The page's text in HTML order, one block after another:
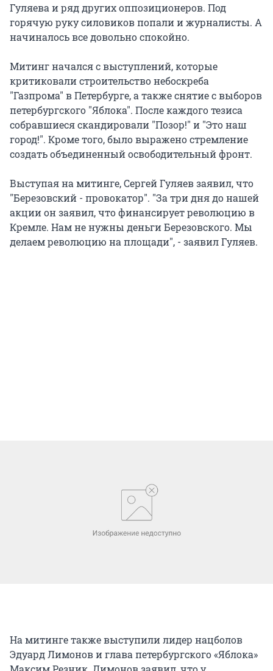
Гуляева и ряд других оппозиционеров. Под
горячую руку силовиков попали и журналисты. А
начиналось все довольно спокойно.
Митинг начался с выступлений, которые
критиковали строительство небоскреба
"Газпрома" в Петербурге, а также снятие с выборов
петербургского "Яблока". После каждого тезиса
собравшиеся скандировали "Позор!" и "Это наш
город!". Кроме того, было выражено стремление
создать объединенный освободительный фронт.
Выступая на митинге, Сергей Гуляев заявил, что
"Березовский - провокатор". "За три дня до нашей
акции он заявил, что финансирует революцию в
Кремле. Нам не нужны деньги Березовского. Мы
делаем революцию на площади", - заявил Гуляев.
На митинге также выступили лидер нацболов
Эдуард Лимонов и глава петербургского «Яблока»